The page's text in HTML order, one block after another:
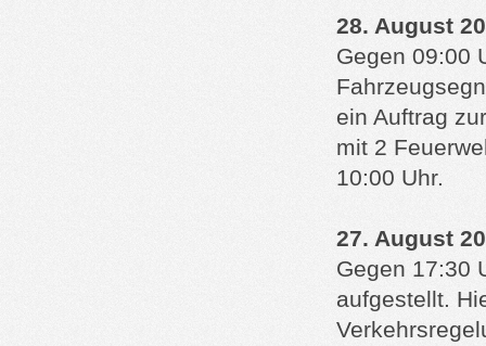
28. August
Gegen 09:00
ein Auftrag
mit 2
10:00 Uhr.
27. August
Gegen 17:30
aufgestellt.